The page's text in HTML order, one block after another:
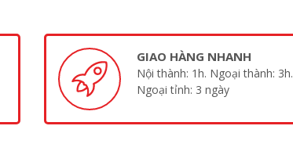
GIAO HÀNG NHANH
Nội thành: 1h. Ngoại thành: 3h.
Ngoại tỉnh: 3 ngày